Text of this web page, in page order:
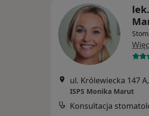
ul. Królewiecka 147
ISPS Monika Marut
Konsultacja